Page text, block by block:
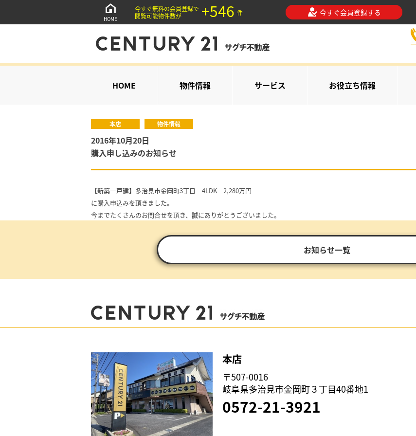
HOME
今すぐ無料の会員登録で
閲覧可能物件数が
+546 件 今すぐ会員登録する
HOME 物件情報 サービス お役立ち情報
本店 物件情報
2016年10月20日
購入申し込みのお知らせ
【新築一戸建】多治見市金岡町3丁目 4LDK 2,280万円
に購入申込みを頂きました。
今までたくさんのお問合せを頂き、誠にありがとうございました。
お知らせ一覧
本店
〒507-0016
岐阜県多治見市金岡町３丁目40番地1
0572-21-3921